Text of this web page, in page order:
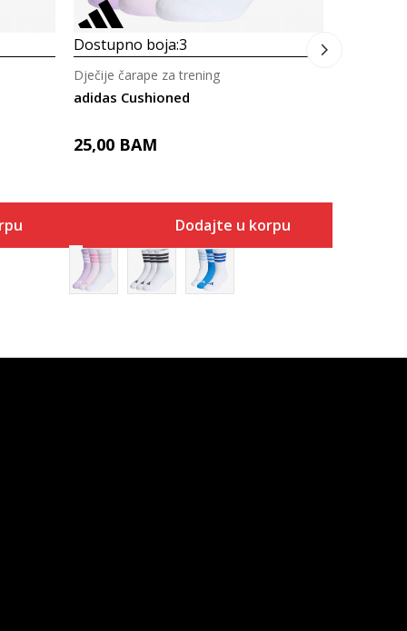
Dostupno boja:3
adidas Cushioned
Dječije čarape za trening
25,00 BAM
Dodajte u korpu